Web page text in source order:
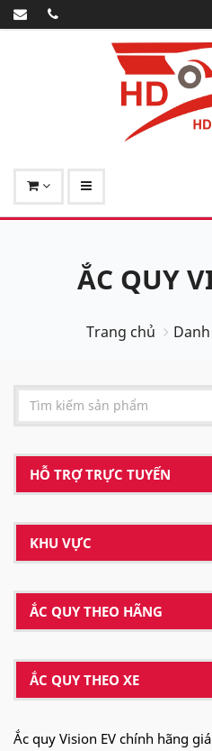
ẮC QUY
Trang chủ
HỖ TRỢ TRỰC TUYẾN
KHU VỰC
ẮC QUY THEO HÃNG
ẮC QUY THEO XE
Ắc quy Vision EV chính hãng